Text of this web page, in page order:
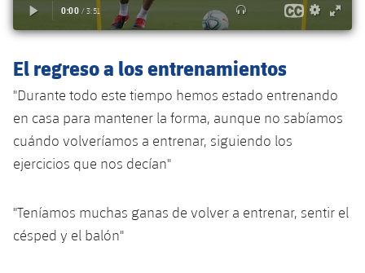
Palmarés
Resultados
Jugadors
Fotos
Palmarés
Historia
Resultados
Clasificaciones
Juvenil
Infantil
Alevín
PLUSICON
MÁS
Primer equipo
plusicon
más
Actualidad
Calendario
Resultados
plusicon
más
Actualidad
Resultados
plusicon
más
Barça C
El regreso a los entrenamientos
"Durante todo este tiempo hemos estado entrenando
en casa para mantener la forma, aunque no sabíamos
cuándo volveríamos a entrenar, siguiendo los
ejercicios que nos decían"
"Teníamos muchas ganas de volver a entrenar, sentir el
césped y el balón"